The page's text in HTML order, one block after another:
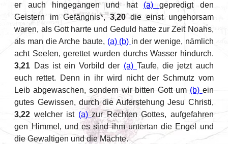
er auch hingegangen und hat (a)gepredigt den
Geistern im Gefängnis*,3,20die einst ungehorsam
waren, als Gott harrte und Geduld hatte zur Zeit Noahs,
als man die Arche baute, (a) (b) in der wenige, nämlich
acht Seelen, gerettet wurden durchs Wasser hindurch.
3,21 Das ist ein Vorbild der (a) Taufe, die jetzt auch
euch rettet. Denn in ihr wird nicht der Schmutz vom
Leib abgewaschen, sondern wir bitten Gott um (b) ein
gutes Gewissen, durch die Auferstehung Jesu Christi,
3,22 welcher ist (a)zur Rechten Gottes, aufgefahren
gen Himmel, und es sind ihm untertan die Engel und
die Gewaltigen und die Mächte.